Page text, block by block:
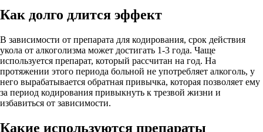
Как долго длится эффект
В зависимости от препарата для кодирования, срок действия
укола от алкоголизма может достигать 1-3 года. Чаще
используется препарат, который рассчитан на год. На
протяжении этого периода больной не употребляет алкоголь, у
него вырабатывается обратная привычка, которая позволяет ему
за период кодирования привыкнуть к трезвой жизни и
избавиться от зависимости.
Какие используются препараты